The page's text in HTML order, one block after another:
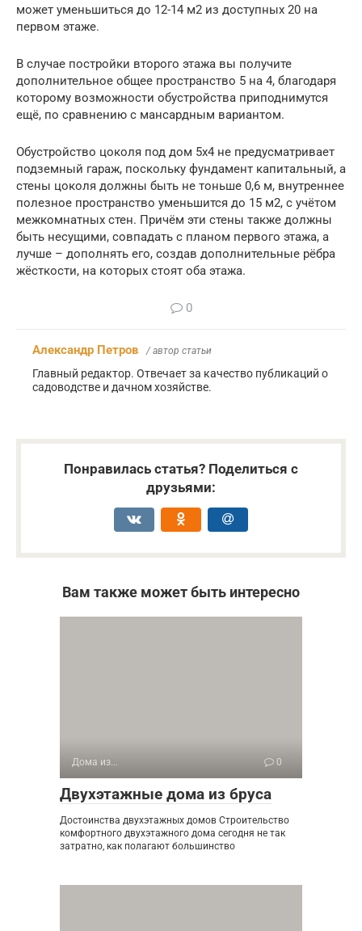
может уменьшиться до 12-14 м2 из доступных 20 на
первом этаже.
В случае постройки второго этажа вы получите
дополнительное общее пространство 5 на 4, благодаря
которому возможности обустройства приподнимутся
ещё, по сравнению с мансардным вариантом.
Обустройство цоколя под дом 5х4 не предусматривает
подземный гараж, поскольку фундамент капитальный, а
стены цоколя должны быть не тоньше 0,6 м, внутреннее
полезное пространство уменьшится до 15 м2, с учётом
межкомнатных стен. Причём эти стены также должны
быть несущими, совпадать с планом первого этажа, а
лучше – дополнять его, создав дополнительные рёбра
жёсткости, на которых стоят оба этажа.
0
Александр Петров / автор статьи
Главный редактор. Отвечает за качество публикаций о
садоводстве и дачном хозяйстве.
Понравилась статья? Поделиться с
друзьями:
Вам также может быть интересно
Дома из... 0
Двухэтажные дома из бруса
Достоинства двухэтажных домов Строительство
комфортного двухэтажного дома сегодня не так
затратно, как полагают большинство